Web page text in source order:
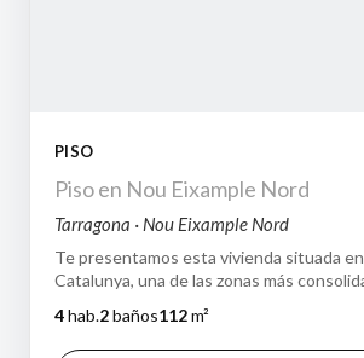
PISO
Piso en Nou Eixample Nord
Tarragona · Nou Eixample Nord
Te presentamos esta vivienda situada
Catalunya, una de las zonas más
4hab.2baños112m²